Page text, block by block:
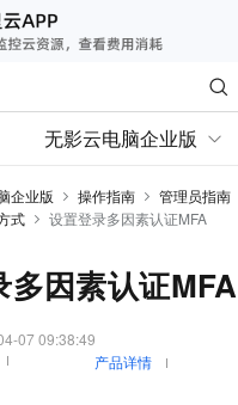
无影云电脑企业版
企业版 操作指南 管理员指南
式
设置登录多因素认证MFA
多因素认证MFA
07 09:38:49
产品详情